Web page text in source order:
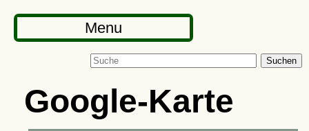
Menu
Suchen
Google-Karte